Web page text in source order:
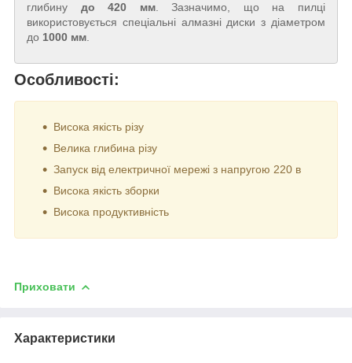
глибину до 420 мм. Зазначимо, що на пилці
використовується спеціальні алмазні диски з діаметром
до 1000 мм.
Особливості:
Висока якість різу
Велика глибина різу
Запуск від електричної мережі з напругою 220 в
Висока якість зборки
Висока продуктивність
Приховати
Характеристики